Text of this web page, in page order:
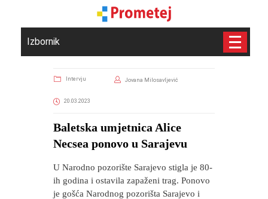
Izbornik
Intervju Jovana Milosavljević
20.03.2023
Baletska umjetnica Alice
Necsea ponovo u Sarajevu
U Narodno pozorište Sarajevo stigla je 80-
ih godina i ostavila zapaženi trag. Ponovo
je gošća Narodnog pozorišta Sarajevo i